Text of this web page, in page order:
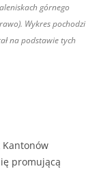
górnego
Wykres pochodzi
na podstawie tych
Kantonów
promującą